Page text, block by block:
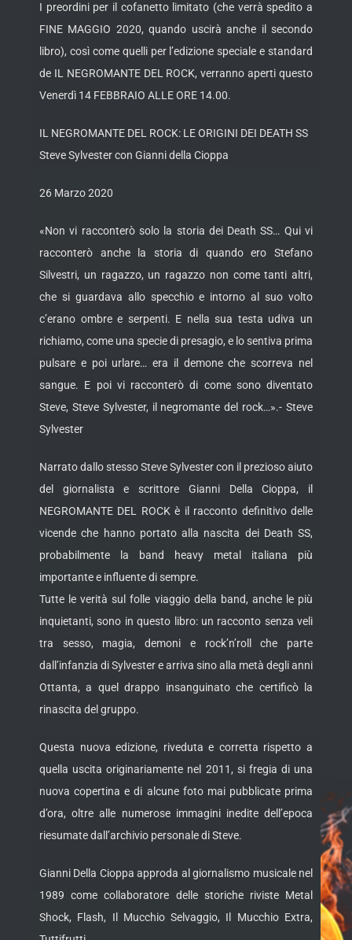
I preordini per il cofanetto limitato (che verrà spedito a
FINE MAGGIO 2020, quando uscirà anche il secondo
libro), così come quelli per l’edizione speciale e standard
de IL NEGROMANTE DEL ROCK, verranno aperti questo
Venerdì 14 FEBBRAIO ALLE ORE 14.00.
IL NEGROMANTE DEL ROCK: LE ORIGINI DEI DEATH SS
Steve Sylvester con Gianni della Cioppa
26 Marzo 2020
«Non vi racconterò solo la storia dei Death SS… Qui vi
racconterò anche la storia di quando ero Stefano
Silvestri, un ragazzo, un ragazzo non come tanti altri,
che si guardava allo specchio e intorno al suo volto
c’erano ombre e serpenti. E nella sua testa udiva un
richiamo, come una specie di presagio, e lo sentiva prima
pulsare e poi urlare… era il demone che scorreva nel
sangue. E poi vi racconterò di come sono diventato
Steve, Steve Sylvester, il negromante del rock…».- Steve
Sylvester
Narrato dallo stesso Steve Sylvester con il prezioso aiuto
del giornalista e scrittore Gianni Della Cioppa, il
NEGROMANTE DEL ROCK è il racconto definitivo delle
vicende che hanno portato alla nascita dei Death SS,
probabilmente la band heavy metal italiana più
importante e influente di sempre.
Tutte le verità sul folle viaggio della band, anche le più
inquietanti, sono in questo libro: un racconto senza veli
tra sesso, magia, demoni e rock’n’roll che parte
dall’infanzia di Sylvester e arriva sino alla metà degli anni
Ottanta, a quel drappo insanguinato che certificò la
rinascita del gruppo.
Questa nuova edizione, riveduta e corretta rispetto a
quella uscita originariamente nel 2011, si fregia di una
nuova copertina e di alcune foto mai pubblicate prima
d’ora, oltre alle numerose immagini inedite dell’epoca
riesumate dall’archivio personale di Steve.
Gianni Della Cioppa approda al giornalismo musicale nel
1989 come collaboratore delle storiche riviste Metal
Shock, Flash, Il Mucchio Selvaggio, Il Mucchio Extra,